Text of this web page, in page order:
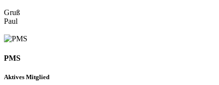
Gruß
Paul
PMS
Aktives Mitglied